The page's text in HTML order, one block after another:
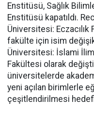
Enstitüsü, Sağlık
Enstitüsü kapatıldı.
Üniversitesi: Eczacılık
fakülte için isim
Üniversitesi: İslami
Fakültesi olarak
üniversitelerde
yeni açılan birimlerle
çeşitlendirilmesi